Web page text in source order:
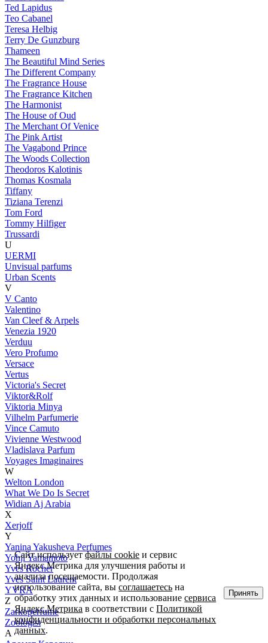
Ted Lapidus
Teo Cabanel
Teresa Helbig
Terry De Gunzburg
Thameen
The Beautiful Mind Series
The Different Company
The Fragrance House
The Fragrance Kitchen
The Harmonist
The House of Oud
The Merchant Of Venice
The Pink Artist
The Vagabond Prince
The Woods Collection
Theodoros Kalotinis
Thomas Kosmala
Tiffany
Tiziana Terenzi
Tom Ford
Tommy Hilfiger
Trussardi
U
UERMI
Unvisual parfums
Urban Scents
V
V Canto
Valentino
Van Cleef & Arpels
Venezia 1920
Verduu
Vero Profumo
Versace
Vertus
Victoria's Secret
Viktor&Rolf
Viktoria Minya
Vilhelm Parfumerie
Vince Camuto
Vivienne Westwood
Vladislava Parfum
Voyages Imaginaires
W
Welton London
What We Do Is Secret
Widian Aj Arabia
X
Xerjoff
Y
Yanina Yakusheva Perfumes
Yohji Yamamoto
Yves Rocher
Yves Saint Laurent
YVRA
Z
Zarkoperfume
Zoologist
А
Сайт используетфайлы cookie и сервис
Яндекс.Метрика для улучшения работы и
анализа посещаемости. Продолжая
использование сайта, высоглашаетесь на
обработку этих данных и использованиесервиса
Яндекс.Метрика в соответствии сПолитикой
конфиденциальности и обработки персональных
данных.
Принять